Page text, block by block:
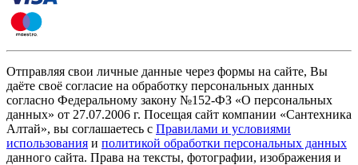
Отправляя свои личные данные через формы на сайте, Вы
даёте своё согласие на обработку персональных данных
согласно Федеральному закону №152-ФЗ «О персональных
данных» от 27.07.2006 г. Посещая сайт компании «Cантехника
Алтай», вы соглашаетесь с Правилами и условиями
использования и политикой обработки персональных данных
данного сайта. Права на тексты, фотографии, изображения и